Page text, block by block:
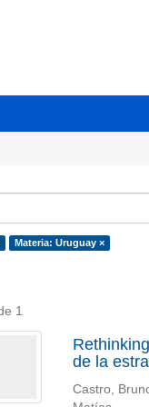
Materia: Uruguay ×
1
de la
Castro,